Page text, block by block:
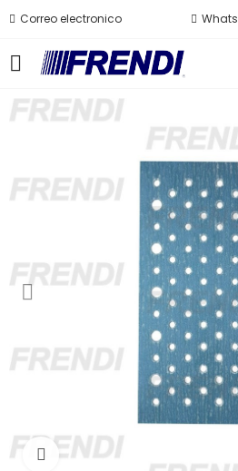
Correo electronico
Click para agrandar